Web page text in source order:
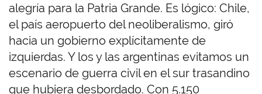
alegría para la Patria Grande. Es lógico: Chile,
el país aeropuerto del neoliberalismo, giró
hacia un gobierno explícitamente de
izquierdas. Y los y las argentinas evitamos un
escenario de guerra civil en el sur trasandino
que hubiera desbordado. Con 5.150